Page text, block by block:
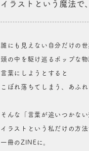
イラストという魔法で
誰にも見えない自分だけの世
頭の中を駆け巡るポップな物
言葉にしようとすると
こぼれ落ちてしまう、あふ
そんな「言葉が追いつかない
イラストという私だけの方法
一冊のZINEに。